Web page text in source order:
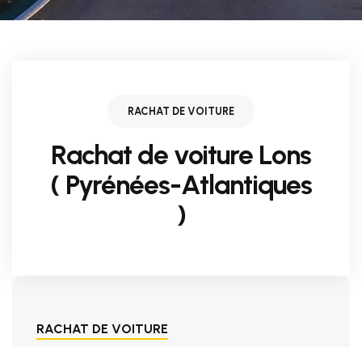
RACHAT DE VOITURE
Rachat de voiture Lons
( Pyrénées-Atlantiques
)
RACHAT DE VOITURE